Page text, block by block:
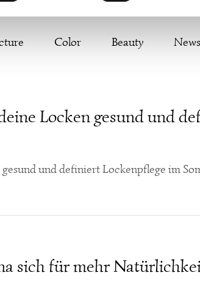
Color Beauty News
Locken gesund und
und definiert Lockenpflege im
sich für mehr